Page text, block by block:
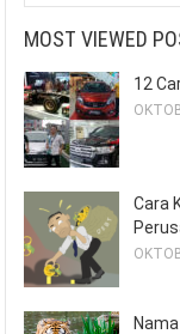
MOST VIEWED
12
Cara